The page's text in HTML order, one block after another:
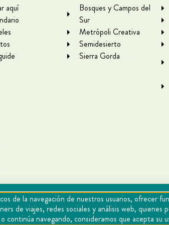
aquí
Bosques y Campos del
Sur
Metrópoli Creativa
Semidesierto
Sierra Gorda
de la navegación de nuestros usuarios, ofrecer
de viajes, redes sociales y análisis web,
navegando, consideramos que acepta su